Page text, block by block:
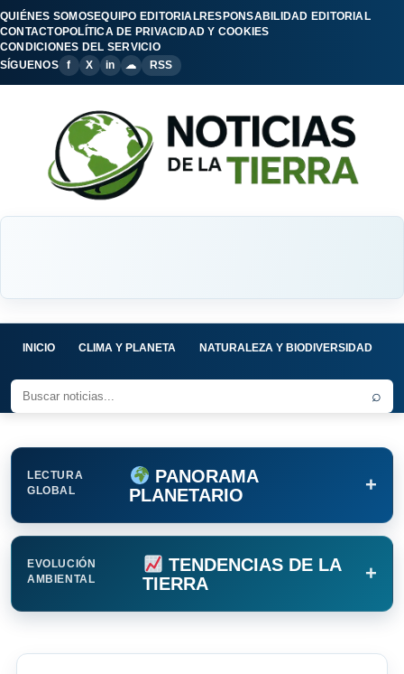
QUIÉNES SOMOSEQUIPO EDITORIALRESPONSABILIDAD EDITORIAL
CONTACTOPOLÍTICA DE PRIVACIDAD Y COOKIES
CONDICIONES DEL SERVICIO
SÍGUENOS
f X in ☁ RSS
INICIO CLIMA Y PLANETA NATURALEZA Y BIODIVERSIDAD
⌕
LECTURA
GLOBAL
PANORAMA
PLANETARIO
+
EVOLUCIÓN
AMBIENTAL
TENDENCIAS DE LA
TIERRA
+